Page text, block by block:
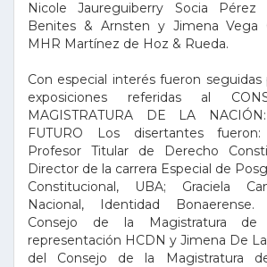
Nicole Jaureguiberry Socia Pérez
Benites & Arnsten y Jimena Vega
MHR Martínez de Hoz & Rueda.
Con especial interés fueron
exposiciones referidas al
MAGISTRATURA DE LA
FUTURO Los disertantes
Profesor Titular de Derecho
Director de la carrera Especial de
Constitucional, UBA; Graciela
Nacional, Identidad
Consejo de la Magistratura
representación HCDN y Jimena De
del Consejo de la Magistratura